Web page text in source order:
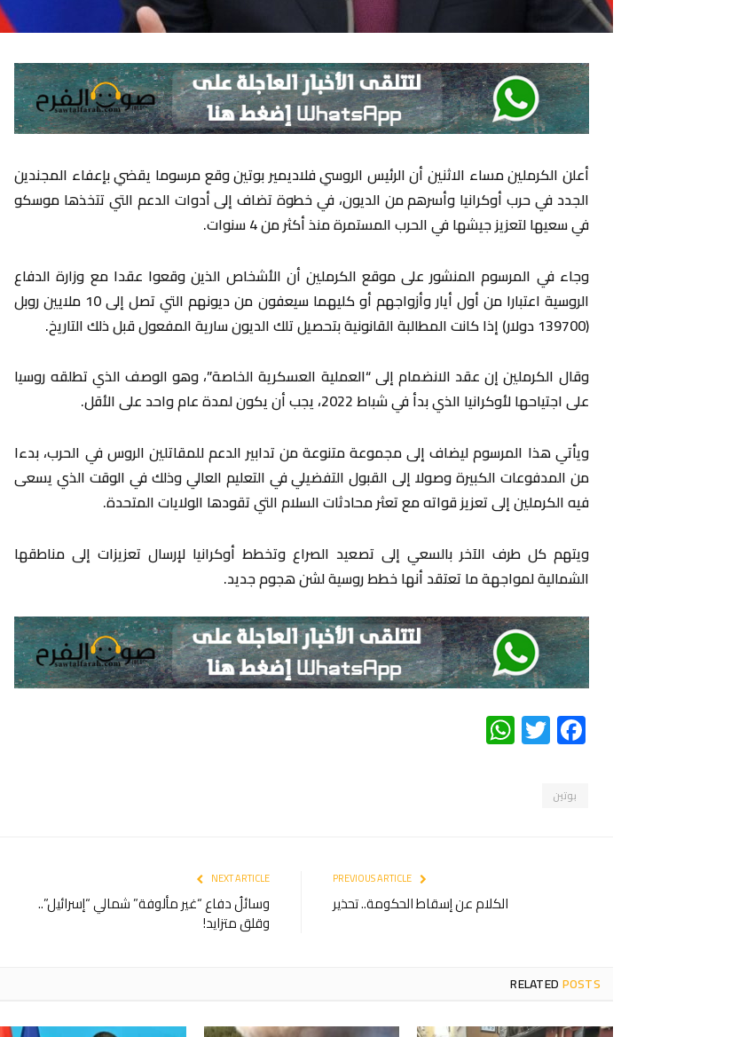
أعلن الكرملين مساء الاثنين أن الرئيس الروسي فلاديمير بوتين ​وقع مرسوما يقضي ⁠بإعفاء المجندين
الجدد في حرب أوكرانيا وأسرهم من الديون، في خطوة تضاف إلى أدوات الدعم التي تتخذها موسكو
في سعيها ​لتعزيز جيشها في الحرب المستمرة منذ أكثر من 4 ‌سنوات.
وجاء في المرسوم المنشور على موقع الكرملين أن الأشخاص الذين وقعوا عقدا ‌مع وزارة ‌الدفاع
الروسية اعتبارا من أول أيار وأزواجهم أو كليهما سيعفون من ديونهم التي تصل إلى 10 ملايين روبل
(139700 دولار) إذا ‌كانت المطالبة القانونية بتحصيل ‌تلك الديون سارية ⁠المفعول قبل ذلك التاريخ.
وقال الكرملين إن عقد الانضمام إلى “العملية العسكرية الخاصة”، وهو الوصف الذي تطلقه روسيا
على ⁠اجتياحها لأوكرانيا ‌الذي بدأ في شباط 2022، يجب أن ⁠يكون لمدة عام واحد على الأقل.
ويأتي هذا ⁠المرسوم ليضاف إلى مجموعة متنوعة من تدابير الدعم للمقاتلين ​الروس في الحرب، ⁠بدءا
من ​المدفوعات الكبيرة وصولا إلى القبول التفضيلي في التعليم العالي وذلك في الوقت الذي ​يسعى
فيه الكرملين إلى تعزيز قواته مع تعثر محادثات السلام التي تقودها الولايات المتحدة.
ويتهم كل طرف الآخر بالسعي إلى تصعيد الصراع وتخطط ​أوكرانيا لإرسال ‌تعزيزات إلى مناطقها
الشمالية لمواجهة ما تعتقد أنها خطط روسية ​لشن هجوم جديد.
Facebook
Twitter
بوتين
الكلام عن إسقاط الحكومة.. تحذير
NEXT ARTICLE
وسائلُ دفاع “غير مألوفة” شمالي “إسرائيل”..
وقلق متزايد!
RELATEDPOSTS